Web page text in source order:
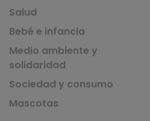
Salud
Bebé e infancia
Medio ambiente y
solidaridad
Sociedad y consumo
Mascotas